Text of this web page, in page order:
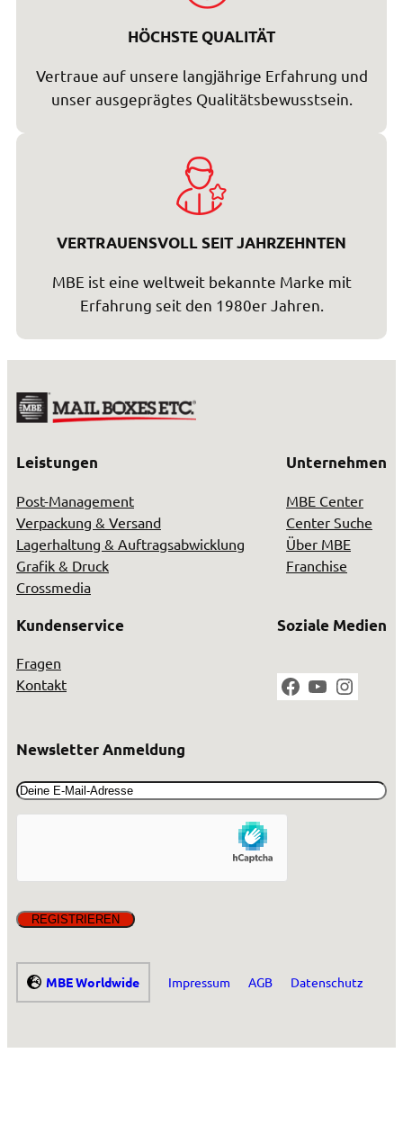
HÖCHSTE QUALITÄT
Vertraue auf unsere langjährige Erfahrung und
unser ausgeprägtes Qualitätsbewusstsein.
VERTRAUENSVOLL SEIT JAHRZEHNTEN
MBE ist eine weltweit bekannte Marke mit
Erfahrung seit den 1980er Jahren.
Leistungen
Post-Management
Verpackung & Versand
Lagerhaltung & Auftragsabwicklung
Grafik & Druck
Crossmedia
Unternehmen
MBE Center
Center Suche
Über MBE
Franchise
Kundenservice
Fragen
Kontakt
Soziale Medien
Facebook
YouTube
Newsletter Anmeldung
Email(erforderlich)
MBE Worldwide Impressum AGB Datenschutz